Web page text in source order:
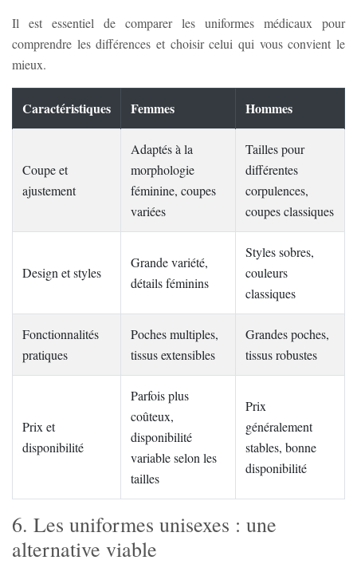
Il est essentiel de comparer les uniformes médicaux pour
comprendre les différences et choisir celui qui vous convient le
mieux.
Caractéristiques Femmes Hommes
Coupe et
ajustement
Adaptés à la
morphologie
féminine, coupes
variées
Tailles pour
différentes
corpulences,
coupes classiques
Design et styles
Grande variété,
détails féminins
Styles sobres,
couleurs
classiques
Fonctionnalités
pratiques
Poches multiples,
tissus extensibles
Grandes poches,
tissus robustes
Prix et
disponibilité
Parfois plus
coûteux,
disponibilité
variable selon les
tailles
Prix
généralement
stables, bonne
disponibilité
6. Les uniformes unisexes : une
alternative viable